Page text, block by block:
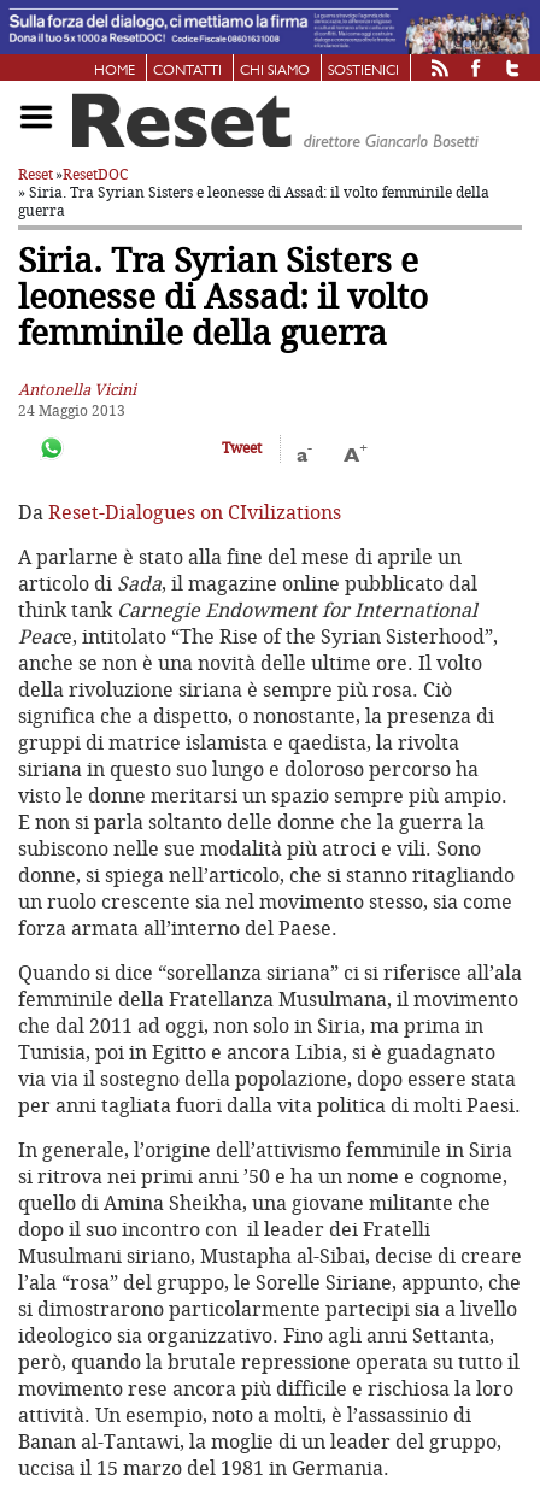
HOME CONTATTI CHI SIAMO SOSTIENICI
Reset»ResetDOC
» Siria. Tra Syrian Sisters e leonesse di Assad: il volto femminile della
guerra
Siria. Tra Syrian Sisters e
leonesse di Assad: il volto
femminile della guerra
Antonella Vicini
24 Maggio 2013
Tweet
a- A+
DaReset-Dialogues on CIvilizations
A parlarne è stato alla fine del mese di aprile un
articolo di Sada, il magazine online pubblicato dal
think tank Carnegie Endowment for International
Peace, intitolato “The Rise of the Syrian Sisterhood”,
anche se non è una novità delle ultime ore. Il volto
della rivoluzione siriana è sempre più rosa. Ciò
significa che a dispetto, o nonostante, la presenza di
gruppi di matrice islamista e qaedista, la rivolta
siriana in questo suo lungo e doloroso percorso ha
visto le donne meritarsi un spazio sempre più ampio.
E non si parla soltanto delle donne che la guerra la
subiscono nelle sue modalità più atroci e vili. Sono
donne, si spiega nell’articolo, che si stanno ritagliando
un ruolo crescente sia nel movimento stesso, sia come
forza armata all’interno del Paese.
Quando si dice “sorellanza siriana” ci si riferisce all’ala
femminile della Fratellanza Musulmana, il movimento
che dal 2011 ad oggi, non solo in Siria, ma prima in
Tunisia, poi in Egitto e ancora Libia, si è guadagnato
via via il sostegno della popolazione, dopo essere stata
per anni tagliata fuori dalla vita politica di molti Paesi.
In generale, l’origine dell’attivismo femminile in Siria
si ritrova nei primi anni ’50 e ha un nome e cognome,
quello di Amina Sheikha, una giovane militante che
dopo il suo incontro con il leader dei Fratelli
Musulmani siriano, Mustapha al-Sibai, decise di creare
l’ala “rosa” del gruppo, le Sorelle Siriane, appunto, che
si dimostrarono particolarmente partecipi sia a livello
ideologico sia organizzativo. Fino agli anni Settanta,
però, quando la brutale repressione operata su tutto il
movimento rese ancora più difficile e rischiosa la loro
attività. Un esempio, noto a molti, è l’assassinio di
Banan al-Tantawi, la moglie di un leader del gruppo,
uccisa il 15 marzo del 1981 in Germania.